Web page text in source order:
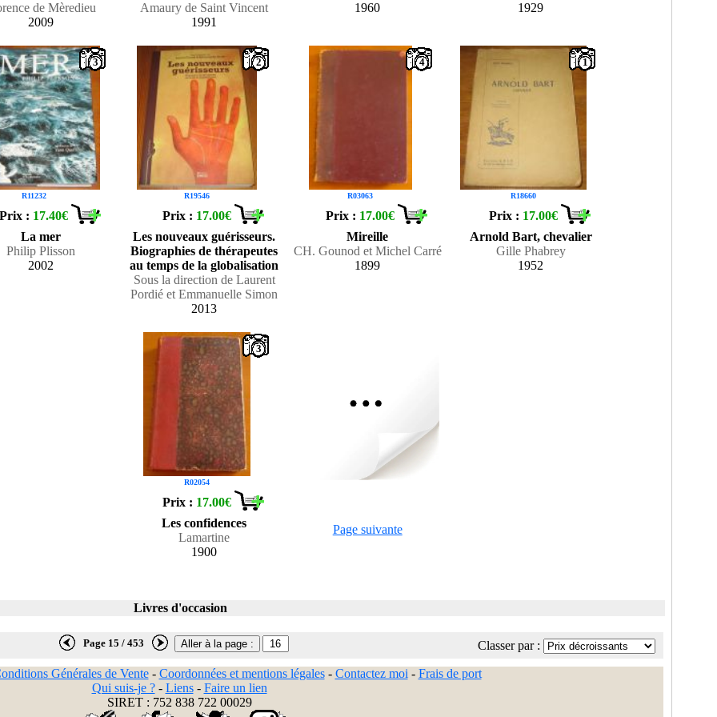
de Mèredieu
2009
Amaury de Saint Vincent
1991
1960 1929
R11232
3
Prix : 17.40€
La mer
Philip Plisson
2002
R19546
2
Prix : 17.00€
Les nouveaux guérisseurs.
Biographies de thérapeutes
au temps de la globalisation
Sous la direction de Laurent
Pordié et Emmanuelle Simon
2013
R03063
4
Prix : 17.00€
Mireille
CH. Gounod et Michel Carré
1899
R18660
1
Prix : 17.00€
Arnold Bart, chevalier
Gille Phabrey
1952
R02054
3
Prix : 17.00€
Les confidences
Lamartine
1900
Page suivante
Livres d'occasion
Page 15 / 453 Classer par :
Générales de Vente- Coordonnées et mentions légales- Contactez moi - Frais de port
Qui suis-je ?- Liens- Faire un lien
SIRET : 752 838 722 00029